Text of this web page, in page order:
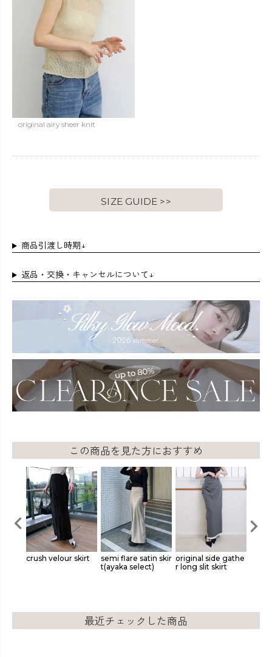
original airy sheer knit
SIZE GUIDE >>
商品引渡し時期↓
返品・交換・キャンセルについて↓
この商品を見た方におすすめ
crush velour skirt
semi flare satin skir
t(ayaka select)
original side gathe
r long slit skirt
最近チェックした商品